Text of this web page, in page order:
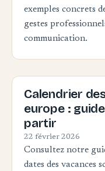
exemples concrets
gestes
communication.
Calendrier
europe :
partir
22 février 2026
Consultez notre
dates des vacances